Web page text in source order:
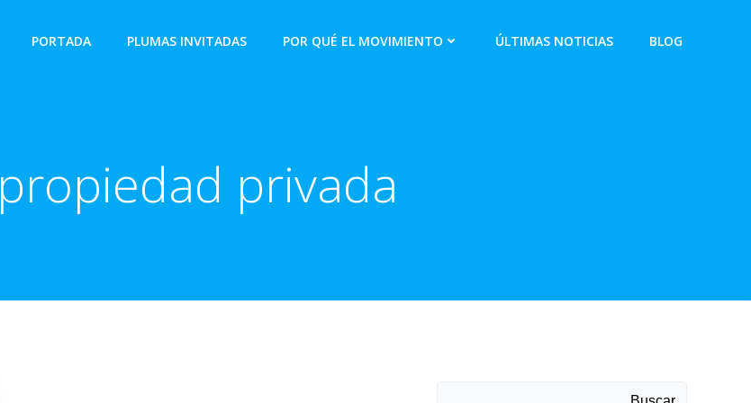
PORTADA PLUMAS INVITADAS POR QUÉ EL MOVIMIENTO ÚLTIMAS NOTICIAS BLOG
propiedad privada